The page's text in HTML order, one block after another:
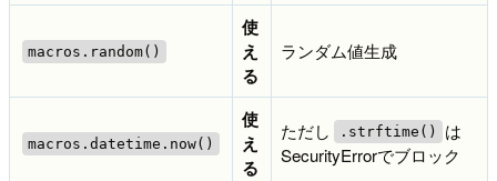
macros.random()
使
え
る
ランダム値生成
macros.datetime.now()
使
え
る
ただし .strftime()
は
SecurityErrorでブロック